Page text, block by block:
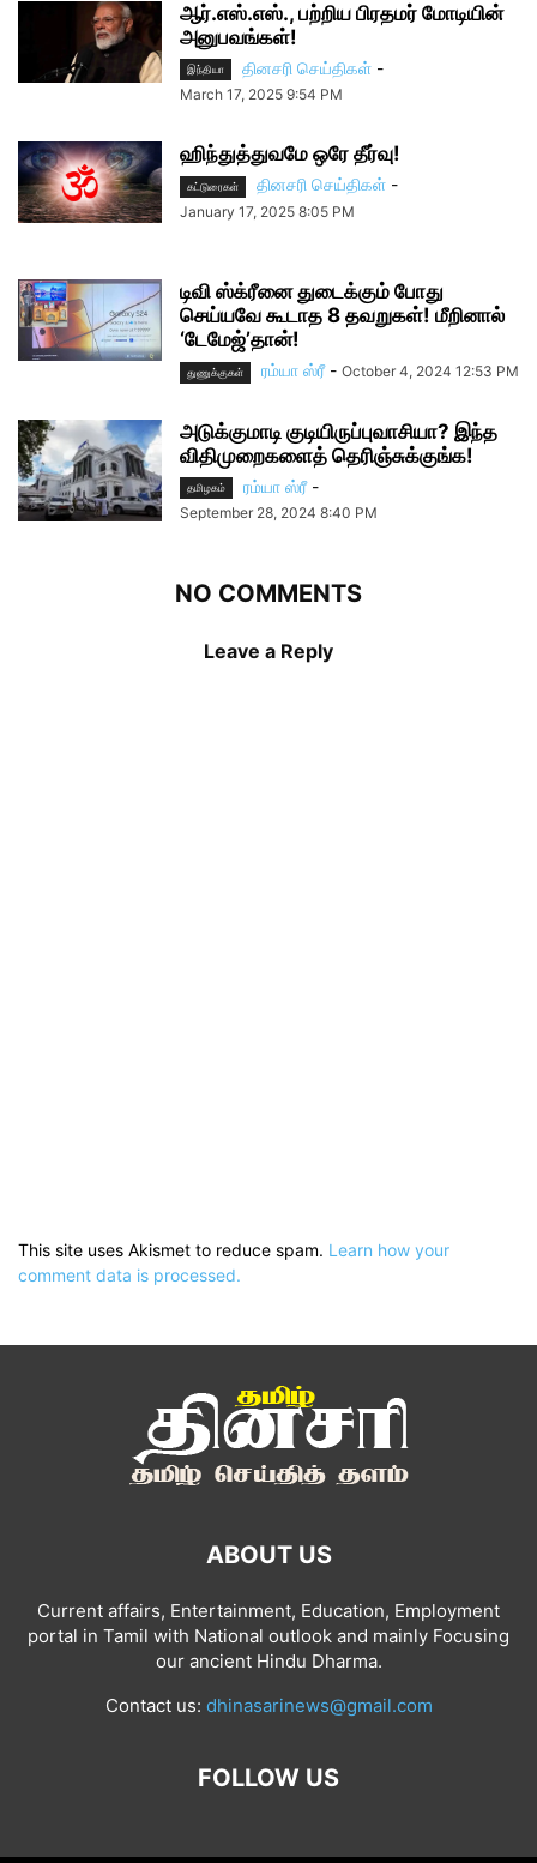
ஆர்.எஸ்.எஸ்., பற்றிய பிரதமர் மோடியின்
அனுபவங்கள்!
இந்தியா தினசரி செய்திகள் -
March 17, 2025 9:54 PM
ஹிந்துத்துவமே ஒரே தீர்வு!
கட்டுரைகள் தினசரி செய்திகள் -
January 17, 2025 8:05 PM
டிவி ஸ்க்ரீனை துடைக்கும் போது
செய்யவே கூடாத 8 தவறுகள்! மீறினால்
‘டேமேஜ்’தான்!
துணுக்குகள் ரம்யா ஸ்ரீ - October 4, 2024 12:53 PM
அடுக்குமாடி குடியிருப்புவாசியா? இந்த
விதிமுறைகளைத் தெரிஞ்சுக்குங்க!
தமிழகம் ரம்யா ஸ்ரீ -
September 28, 2024 8:40 PM
NO COMMENTS
Leave a Reply
This site uses Akismet to reduce spam. Learn how your
comment data is processed.
ABOUT US
Current affairs, Entertainment, Education, Employment
portal in Tamil with National outlook and mainly Focusing
our ancient Hindu Dharma.
Contact us: dhinasarinews@gmail.com
FOLLOW US